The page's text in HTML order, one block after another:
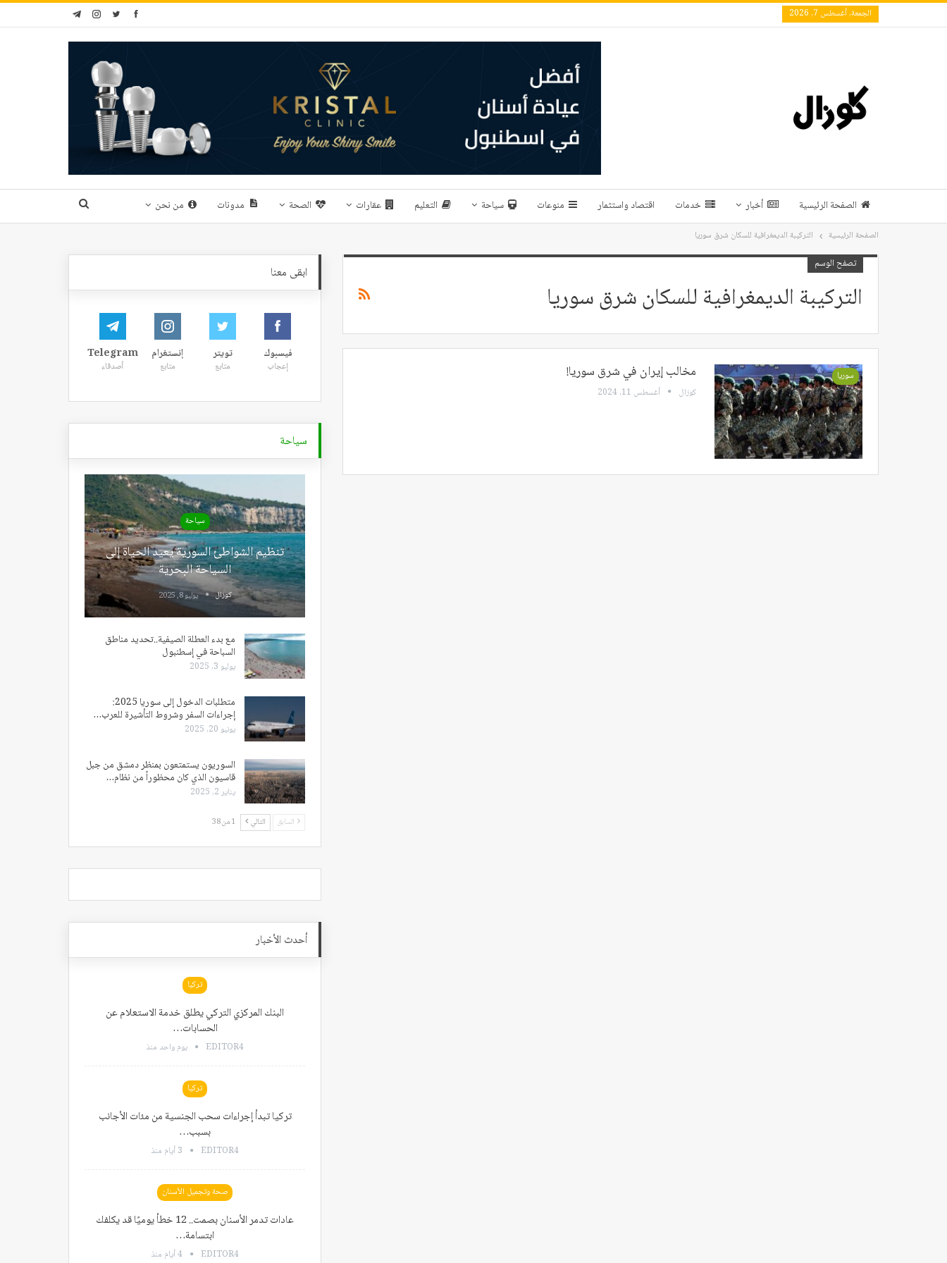
الجمعة, أغسطس 7, 2026
الصفحة الرئيسية أخبار خدمات اقتصاد واستثمار منوعات سياحة التعليم عقارات الصحة مدونات من نحن
الصفحة الرئيسية التركيبة الديمغرافية للسكان شرق سوريا
تصفح الوسم
التركيبة الديمغرافية للسكان شرق سوريا
سوريا مخالب إيران في شرق سوريا!
كوزال أغسطس 11, 2024
ابقى معنا
فيسبوك
إعجاب
تويتر
متابع
إنستغرام
متابع
Telegram
أصدقاء
سياحة
سياحة
تنظيم الشواطئ السورية يعيد الحياة إلى
السياحة البحرية
كوزال يوليو 8, 2025
مع بدء العطلة الصيفية..تحديد مناطق
السباحة في إسطنبول
يوليو 3, 2025
متطلبات الدخول إلى سوريا 2025:
إجراءات السفر وشروط التأشيرة للعرب…
يونيو 20, 2025
السوريون يستمتعون بمنظر دمشق من جبل
قاسيون الذي كان محظوراً من نظام…
يناير 2, 2025
السابق التالي 1 من 38
أحدث الأخبار
تركيا
البنك المركزي التركي يطلق خدمة الاستعلام عن
الحسابات…
EDITOR4 يوم واحد منذ
تركيا
تركيا تبدأ إجراءات سحب الجنسية من مئات الأجانب
بسبب…
EDITOR4 3 أيام منذ
صحة وتجميل الأسنان
عادات تدمر الأسنان بصمت.. 12 خطأ يوميًا قد يكلفك
ابتسامة…
EDITOR4 4 أيام منذ